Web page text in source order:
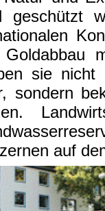
geschützt
sie
sondern
auf